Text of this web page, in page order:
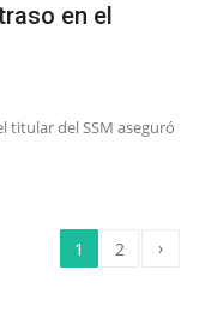
en el
titular del SSM aseguró
1 2 ›